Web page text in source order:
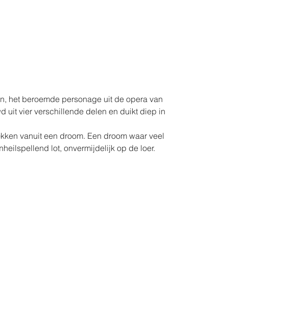
het beroemde personage uit de opera van
uit vier verschillende delen en duikt diep in
vanuit een droom. Een droom waar veel
lot, onvermijdelijk op de loer.